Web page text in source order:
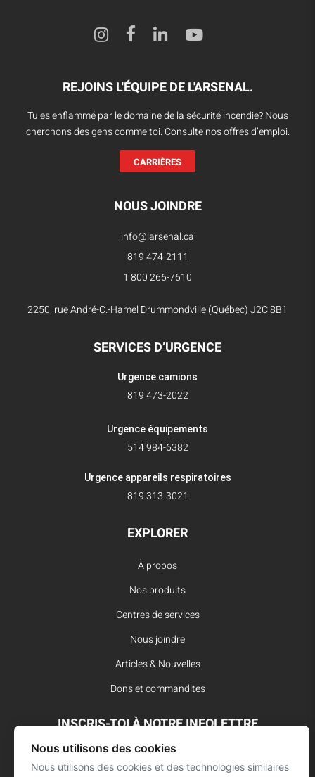
REJOINS L'ÉQUIPE DE L'ARSENAL.
Tu es enflammé par le domaine de la sécurité incendie? Nous
cherchons des gens comme toi. Consulte nos offres d’emploi.
CARRIÈRES
NOUS JOINDRE
info@larsenal.ca
819 474-2111
1 800 266-7610
2250, rue André-C.-Hamel Drummondville (Québec) J2C 8B1
SERVICES D’URGENCE
Urgence camions
819 473-2022
Urgence équipements
514 984-6382
Urgence appareils respiratoires
819 313-3021
EXPLORER
À propos
Nos produits
Centres de services
Nous joindre
Articles & Nouvelles
Dons et commandites
INSCRIS-TOI À NOTRE INFOLETTRE
Reste à l’affût des dernières innovations pour vos interventions
d’urgence et ne manque aucune nouvelle de L’Arsenal.
Nous utilisons des cookies
Nous utilisons des cookies et des technologies similaires